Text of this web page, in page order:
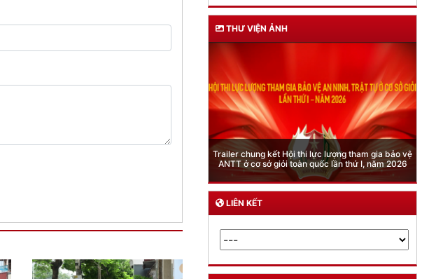
THƯ VIỆN ẢNH
Phòng Quản lý xuất nhập cảnh: Hướng dẫn những
quy định mới trong lĩnh vực xuất cảnh, nhập cảnh
của công dân việt nam từ ngày 01/7/2026
LIÊN KẾT